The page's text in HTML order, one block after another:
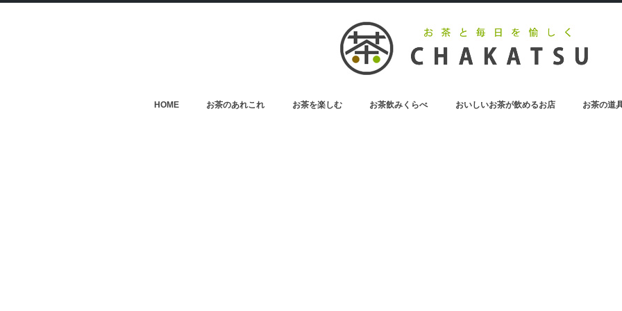
HOME お茶のあれこれ お茶を楽しむ お茶飲みくらべ おいしいお茶が飲めるお店 お茶の道